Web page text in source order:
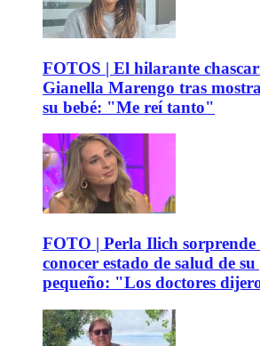
FOTOS | El hilarante
Gianella Marengo tras
su bebé: "Me reí tanto"
FOTO | Perla Ilich sorprende
conocer estado de salud de
pequeño: "Los doctores